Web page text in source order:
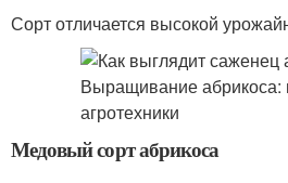
Сорт отличается высокой
Медовый сорт абрикоса